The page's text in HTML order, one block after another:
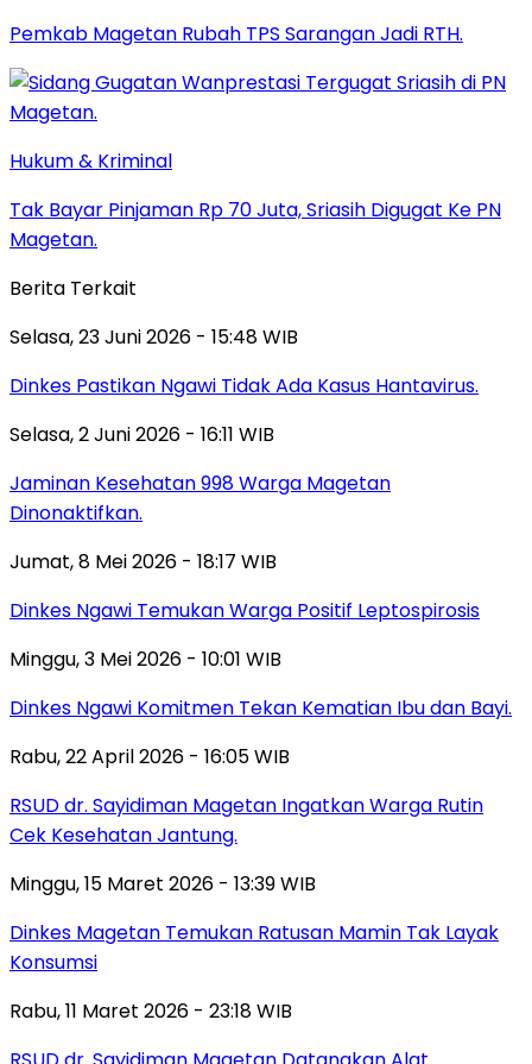
Pemkab Magetan Rubah TPS Sarangan Jadi RTH.
Hukum & Kriminal
Tak Bayar Pinjaman Rp 70 Juta, Sriasih Digugat Ke PN
Magetan.
Berita Terkait
Selasa, 23 Juni 2026 - 15:48 WIB
Dinkes Pastikan Ngawi Tidak Ada Kasus Hantavirus.
Selasa, 2 Juni 2026 - 16:11 WIB
Jaminan Kesehatan 998 Warga Magetan
Dinonaktifkan.
Jumat, 8 Mei 2026 - 18:17 WIB
Dinkes Ngawi Temukan Warga Positif Leptospirosis
Minggu, 3 Mei 2026 - 10:01 WIB
Dinkes Ngawi Komitmen Tekan Kematian Ibu dan Bayi.
Rabu, 22 April 2026 - 16:05 WIB
RSUD dr. Sayidiman Magetan Ingatkan Warga Rutin
Cek Kesehatan Jantung.
Minggu, 15 Maret 2026 - 13:39 WIB
Dinkes Magetan Temukan Ratusan Mamin Tak Layak
Konsumsi
Rabu, 11 Maret 2026 - 23:18 WIB